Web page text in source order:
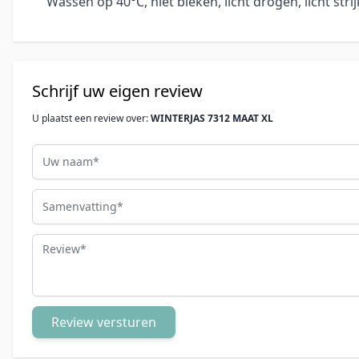
Schrijf uw eigen review
U plaatst een review over:WINTERJAS 7312 MAAT XL
Uw naam
Samenvatting
Review
Review versturen